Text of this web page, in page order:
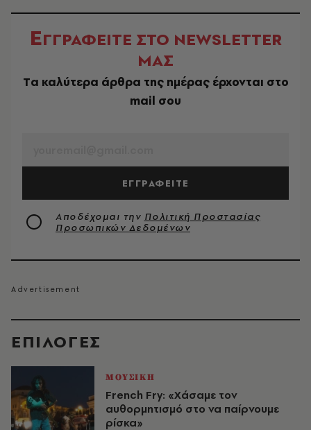
EΠΙΛΟΓΈΣ
ΜΟΥΣΙΚΗ
French Fry: «Χάσαμε τον
αυθορμητισμό στο να παίρνουμε
ρίσκα»
ΕΓΓΡΑΦΕΙΤΕ ΣΤΟ NEWSLETTER
ΜΑΣ
Tα καλύτερα άρθρα της ημέρας έρχονται στο
mail σου
ΕΓΓΡΑΦΕΙΤΕ
Αποδέχομαι την Πολιτική Προστασίας
Προσωπικών Δεδομένων